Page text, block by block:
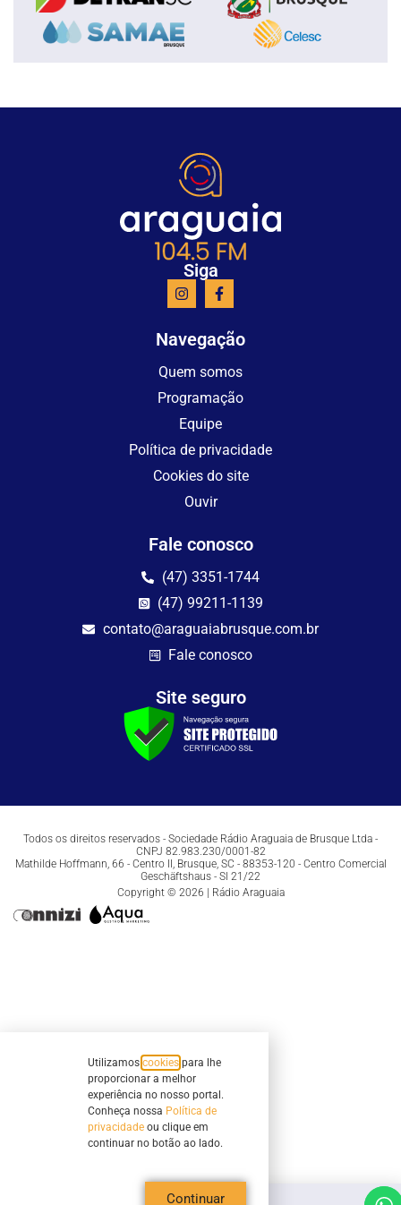
Siga
Navegação
Quem somos
Programação
Equipe
Política de privacidade
Cookies do site
Ouvir
Fale conosco
(47) 3351-1744
(47) 99211-1139
contato@araguaiabrusque.com.br
Fale conosco
Site seguro
Todos os direitos reservados - Sociedade Rádio Araguaia de Brusque Ltda -
CNPJ 82.983.230/0001-82
Mathilde Hoffmann, 66 - Centro II, Brusque, SC - 88353-120 - Centro Comercial
Geschäftshaus - Sl 21/22
Copyright © 2026 | Rádio Araguaia
Utilizamos cookies para lhe
proporcionar a melhor
experiência no nosso portal.
Conheça nossa Política de
privacidade ou clique em
continuar no botão ao lado.
Continuar